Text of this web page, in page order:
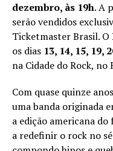
dezembro, às 19h. A
serão vendidos
Ticketmaster Brasil. O
os dias 13, 14, 15, 19,
na Cidade do Rock, no
Com quase quinze
uma banda originada
a edição americana
a redefinir o rock no